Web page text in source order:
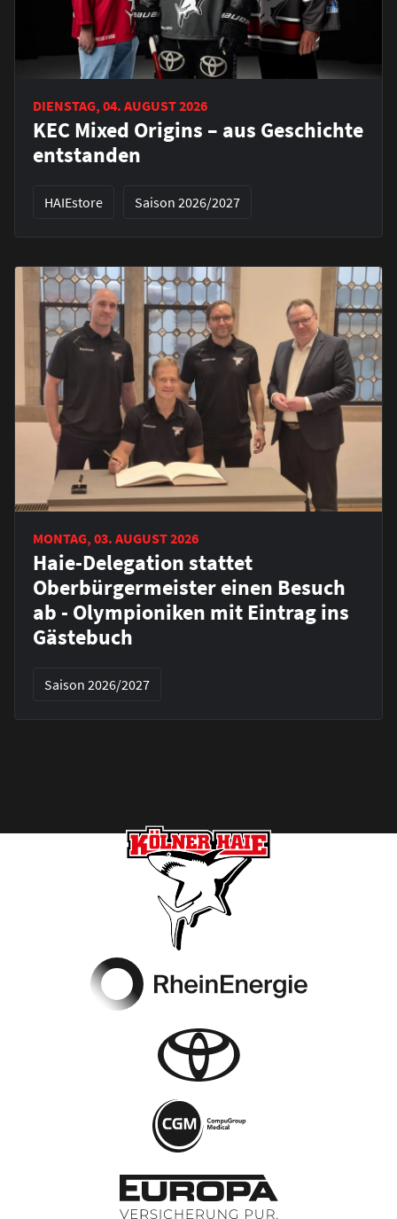
DIENSTAG, 04. AUGUST 2026
KEC Mixed Origins – aus Geschichte
entstanden
HAIEstore Saison 2026/2027
MONTAG, 03. AUGUST 2026
Haie-Delegation stattet
Oberbürgermeister einen Besuch
ab - Olympioniken mit Eintrag ins
Gästebuch
Saison 2026/2027